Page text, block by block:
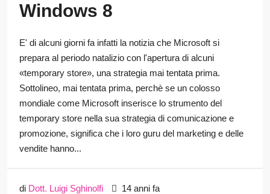
Windows 8
E' di alcuni giorni fa infatti la notizia che Microsoft si
prepara al periodo natalizio con l'apertura di alcuni
«temporary store», una strategia mai tentata prima.
Sottolineo, mai tentata prima, perchè se un colosso
mondiale come Microsoft inserisce lo strumento del
temporary store nella sua strategia di comunicazione e
promozione, significa che i loro guru del marketing e delle
vendite hanno...
di Dott. Luigi Sghinolfi
14 anni fa